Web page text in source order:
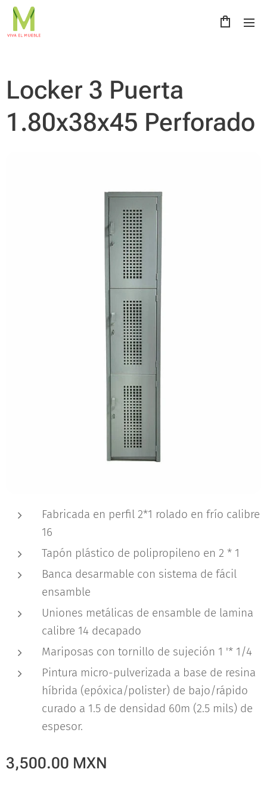
Locker 3 Puerta
1.80x38x45 Perforado
Fabricada en perfil 2*1 rolado en frío calibre
16
Tapón plástico de polipropileno en 2 * 1
Banca desarmable con sistema de fácil
ensamble
Uniones metálicas de ensamble de lamina
calibre 14 decapado
Mariposas con tornillo de sujeción 1 '* 1/4
Pintura micro-pulverizada a base de resina
híbrida (epóxica/polister) de bajo/rápido
curado a 1.5 de densidad 60m (2.5 mils) de
espesor.
3,500.00 MXN